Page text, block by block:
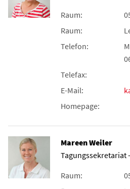
Raum:
Raum:
Telefon:
Telefax:
E-Mail:
Homepage:
Mareen Weiler
Tagungssekretariat
Raum: